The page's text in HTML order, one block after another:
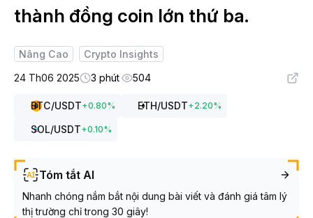
thành đồng coin lớn thứ ba.
Nâng Cao
Crypto Insights
24 Th06 2025
3 phút 504
BTC/USDT+0.80% ETH/USDT+2.20%
SOL/USDT+0.10%
Tóm tắt AI
Nhanh chóng nắm bắt nội dung bài viết và đánh giá tâm lý
thị trường chỉ trong 30 giây!